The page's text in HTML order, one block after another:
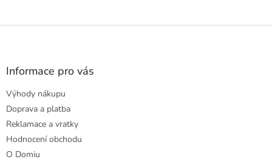
Z
Informace pro vás
Výhody nákupu
Doprava a platba
Reklamace a vratky
Hodnocení obchodu
O Domiu